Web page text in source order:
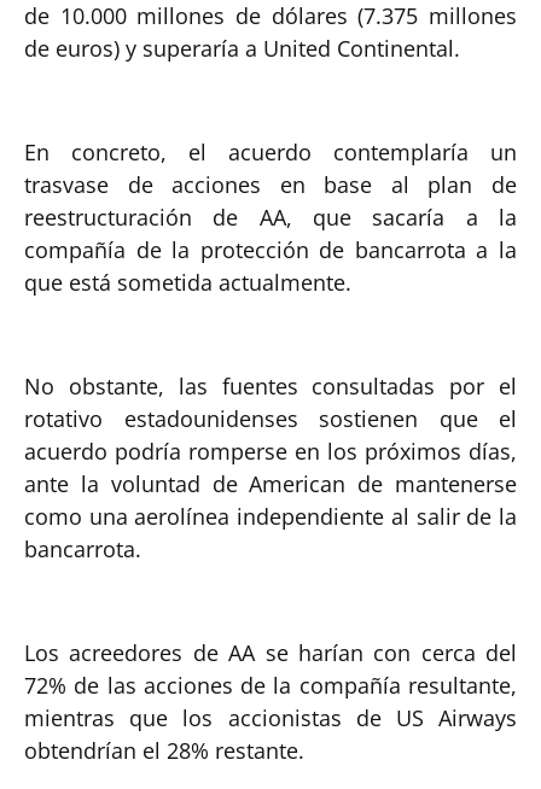
de 10.000 millones de dólares (7.375 millones
de euros) y superaría a United Continental.
En concreto, el acuerdo contemplaría un
trasvase de acciones en base al plan de
reestructuración de AA, que sacaría a la
compañía de la protección de bancarrota a la
que está sometida actualmente.
No obstante, las fuentes consultadas por el
rotativo estadounidenses sostienen que el
acuerdo podría romperse en los próximos días,
ante la voluntad de American de mantenerse
como una aerolínea independiente al salir de la
bancarrota.
Los acreedores de AA se harían con cerca del
72% de las acciones de la compañía resultante,
mientras que los accionistas de US Airways
obtendrían el 28% restante.